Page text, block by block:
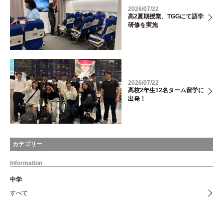
2026/07/22
高2夏期授業、TGGにて語学
研修を実施
2026/07/22
高校2年生12名ターム留学に
出発！
カテゴリー
Information
中学
すべて